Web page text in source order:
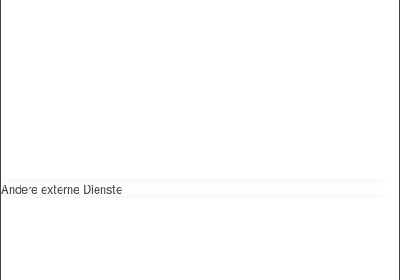
Andere externe Dienste